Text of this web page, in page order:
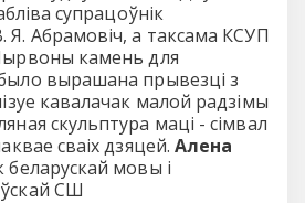
супрацоўнік
Абрамовіч, а таксама КСУП
камень для
вырашана прывезці з
кавалачак малой радзімы
скульптура маці - сімвал
сваіх дзяцей.Алена
беларускай мовы і
СШ